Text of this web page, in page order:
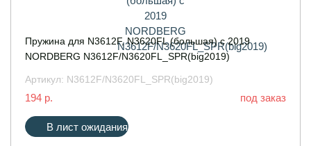
Пружина для N3612F, N3620FL (большая) с 2019
NORDBERG N3612F/N3620FL_SPR(big2019)
Артикул: N3612F/N3620FL_SPR(big2019)
194 р. под заказ
В лист ожидания